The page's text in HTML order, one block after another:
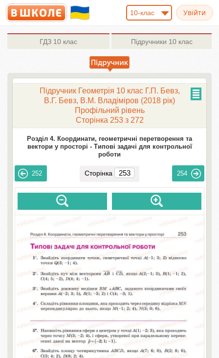
10-клас
ГДЗ 10 клас Підручники 10 клас
Підручник Геометрія 10 клас Г.П. Бевз,
В.Г. Бевз, В.М. Владіміров (2018 рік)
Профільний рівень
Сторінка 253 з 272
Розділ 4. Координати, геометричні перетворення та
вектори у просторі - Типові задачі для контрольної
роботи
252 Сторінка 254